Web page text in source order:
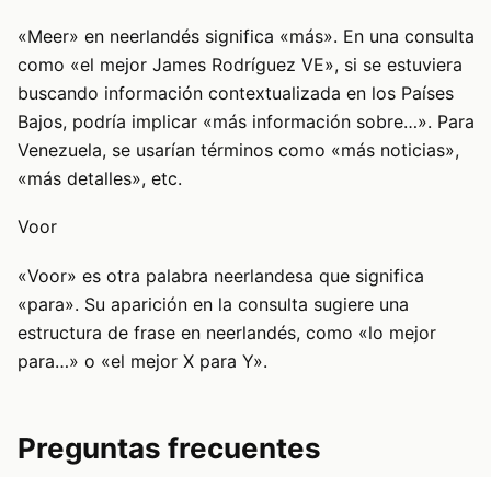
«Meer» en neerlandés significa «más». En una consulta
como «el mejor James Rodríguez VE», si se estuviera
buscando información contextualizada en los Países
Bajos, podría implicar «más información sobre…». Para
Venezuela, se usarían términos como «más noticias»,
«más detalles», etc.
Voor
«Voor» es otra palabra neerlandesa que significa
«para». Su aparición en la consulta sugiere una
estructura de frase en neerlandés, como «lo mejor
para…» o «el mejor X para Y».
Preguntas frecuentes